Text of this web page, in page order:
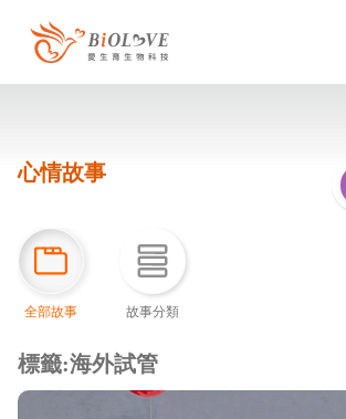
凍卵
國際醫療
凍精
基因診斷 抗癌專區
心情故事
全部故事 故事分類